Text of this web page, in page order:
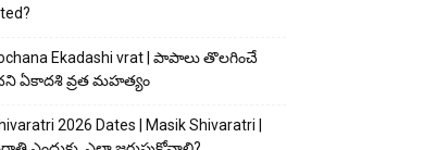
Ekadashi vrat | పాపాలు తొలగించే
ఏకాదశి వ్రత మహత్యం
2026 Dates | Masik Shivaratri |